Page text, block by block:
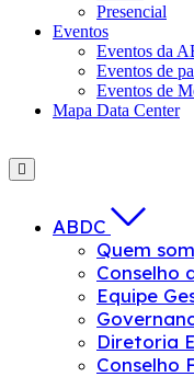
Presencial
Eventos
Eventos da
Eventos de
Eventos de
Mapa Data Center
ABDC
Quem
Conselho
Equipe
Diretoria
Conselho